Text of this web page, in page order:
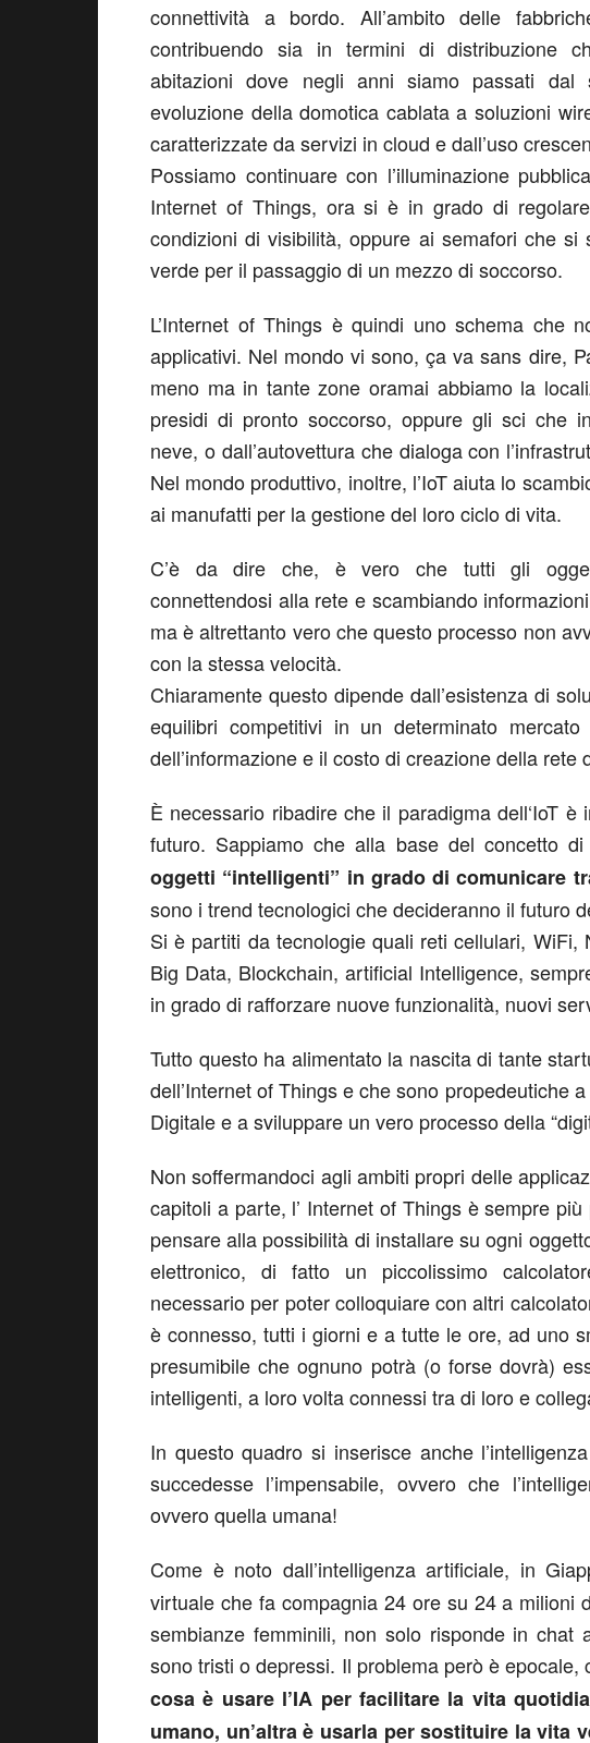
connettività a bordo. All’ambito delle
contribuendo sia in termini di distribuzione
abitazioni dove negli anni siamo passati dal
evoluzione della domotica cablata a soluzioni
caratterizzate da servizi in cloud e dall’uso
Possiamo continuare con l’illuminazione
Internet of Things, ora si è in grado di
condizioni di visibilità, oppure ai semafori che
verde per il passaggio di un mezzo di soccorso.
L’Internet of Things è quindi uno schema che
applicativi. Nel mondo vi sono, ça va sans dire,
meno ma in tante zone oramai abbiamo la
presidi di pronto soccorso, oppure gli sci che
neve, o dall’autovettura che dialoga con
Nel mondo produttivo, inoltre, l’IoT aiuta lo
ai manufatti per la gestione del loro ciclo di vita.
C’è da dire che, è vero che tutti gli
connettendosi alla rete e scambiando
ma è altrettanto vero che questo processo non
con la stessa velocità.
Chiaramente questo dipende dall’esistenza di
equilibri competitivi in un determinato
dell’informazione e il costo di creazione della rete
È necessario ribadire che il paradigma dell‘IoT
futuro. Sappiamo che alla base del concetto
oggetti “intelligenti” in grado di comunicare
sono i trend tecnologici che decideranno il futuro
Si è partiti da tecnologie quali reti cellulari,
Big Data, Blockchain, artificial Intelligence,
in grado di rafforzare nuove funzionalità, nuovi
Tutto questo ha alimentato la nascita di tante
dell’Internet of Things e che sono propedeutiche
Digitale e a sviluppare un vero processo della
Non soffermandoci agli ambiti propri delle
capitoli a parte, l’ Internet of Things è sempre
pensare alla possibilità di installare su ogni
elettronico, di fatto un piccolissimo
necessario per poter colloquiare con altri
è connesso, tutti i giorni e a tutte le ore, ad uno
presumibile che ognuno potrà (o forse dovrà)
intelligenti, a loro volta connessi tra di loro e
In questo quadro si inserisce anche
succedesse l’impensabile, ovvero che
ovvero quella umana!
Come è noto dall’intelligenza artificiale, in
virtuale che fa compagnia 24 ore su 24 a milioni
sembianze femminili, non solo risponde in
sono tristi o depressi. Il problema però è
cosa è usare l’IA per facilitare la vita
umano, un’altra è usarla per sostituire la vita